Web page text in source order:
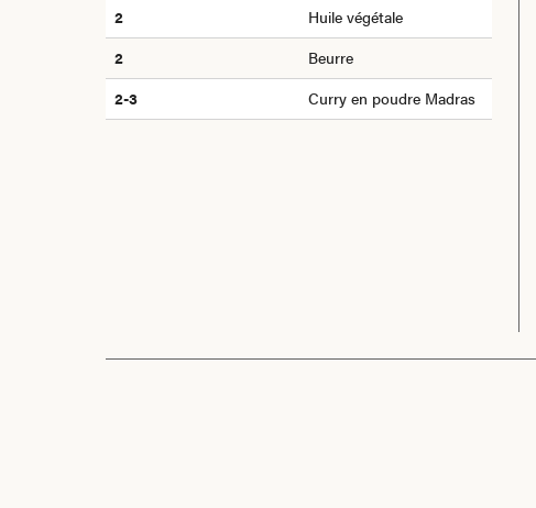
2
Huile végétale
2
Beurre
2-3
Curry en poudre Madras